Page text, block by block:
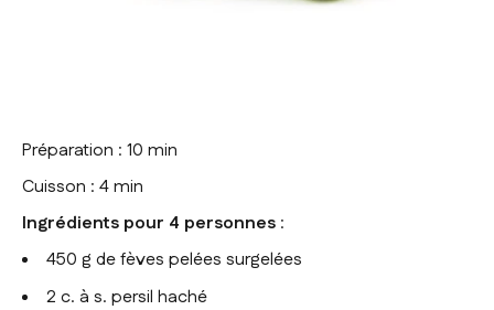
Préparation : 10 min
Cuisson : 4 min
Ingrédients pour 4 personnes :
450 g de fèves pelées surgelées
2 c. à s. persil haché